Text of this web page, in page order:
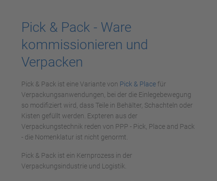
Pick & Pack - Ware
kommissionieren und
Verpacken
Pick & Pack ist eine Variante von Pick & Placefür
Verpackungsanwendungen, bei der die Einlegebewegung
so modifiziert wird, dass Teile in Behälter, Schachteln oder
Kisten gefüllt werden. Expteren aus der
Verpackungstechnik reden von PPP - Pick, Place and Pack
- die Nomenklatur ist nicht genormt.
Pick & Pack ist ein Kernprozess in der
Verpackungsindustrie und Logistik.